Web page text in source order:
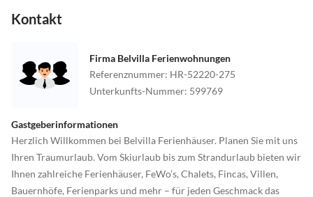
Kontakt
Firma Belvilla Ferienwohnungen
Referenznummer: HR-52220-275
Unterkunfts-Nummer: 599769
Gastgeberinformationen
Herzlich Willkommen bei Belvilla Ferienhäuser. Planen Sie mit uns
Ihren Traumurlaub. Vom Skiurlaub bis zum Strandurlaub bieten wir
Ihnen zahlreiche Ferienhäuser, FeWo’s, Chalets, Fincas, Villen,
Bauernhöfe, Ferienparks und mehr – für jeden Geschmack das